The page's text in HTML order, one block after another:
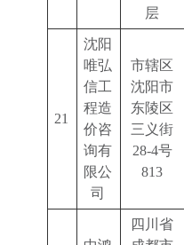
层
21
沈阳
唯弘
信工
程造
价咨
询有
限公
司
市辖区
沈阳市
东陵区
三义街
28-4号
813
四川省